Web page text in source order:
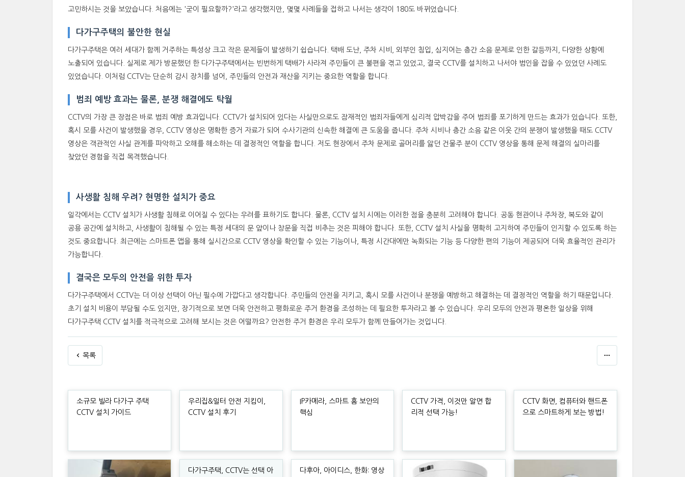
고민하시는 것을 보았습니다. 처음에는 '굳이 필요할까?'라고 생각했지만, 몇몇 사례들을 접하고 나서는 생각이 180도 바뀌었습니다.
다가구주택의 불안한 현실
다가구주택은 여러 세대가 함께 거주하는 특성상 크고 작은 문제들이 발생하기 쉽습니다. 택배 도난, 주차 시비, 외부인 침입, 심지어는 층간 소음 문제로 인한 갈등까지, 다양한 상황에
노출되어 있습니다. 실제로 제가 방문했던 한 다가구주택에서는 빈번하게 택배가 사라져 주민들이 큰 불편을 겪고 있었고, 결국 CCTV를 설치하고 나서야 범인을 잡을 수 있었던 사례도
있었습니다. 이처럼 CCTV는 단순히 감시 장치를 넘어, 주민들의 안전과 재산을 지키는 중요한 역할을 합니다.
범죄 예방 효과는 물론, 분쟁 해결에도 탁월
CCTV의 가장 큰 장점은 바로 범죄 예방 효과입니다. CCTV가 설치되어 있다는 사실만으로도 잠재적인 범죄자들에게 심리적 압박감을 주어 범죄를 포기하게 만드는 효과가 있습니다. 또한,
혹시 모를 사건이 발생했을 경우, CCTV 영상은 명확한 증거 자료가 되어 수사기관의 신속한 해결에 큰 도움을 줍니다. 주차 시비나 층간 소음 같은 이웃 간의 분쟁이 발생했을 때도 CCTV
영상은 객관적인 사실 관계를 파악하고 오해를 해소하는 데 결정적인 역할을 합니다. 저도 현장에서 주차 문제로 골머리를 앓던 건물주 분이 CCTV 영상을 통해 문제 해결의 실마리를
찾았던 경험을 직접 목격했습니다.
사생활 침해 우려? 현명한 설치가 중요
일각에서는 CCTV 설치가 사생활 침해로 이어질 수 있다는 우려를 표하기도 합니다. 물론, CCTV 설치 시에는 이러한 점을 충분히 고려해야 합니다. 공동 현관이나 주차장, 복도와 같이
공용 공간에 설치하고, 사생활이 침해될 수 있는 특정 세대의 문 앞이나 창문을 직접 비추는 것은 피해야 합니다. 또한, CCTV 설치 사실을 명확히 고지하여 주민들이 인지할 수 있도록 하는
것도 중요합니다. 최근에는 스마트폰 앱을 통해 실시간으로 CCTV 영상을 확인할 수 있는 기능이나, 특정 시간대에만 녹화되는 기능 등 다양한 편의 기능이 제공되어 더욱 효율적인 관리가
가능합니다.
결국은 모두의 안전을 위한 투자
다가구주택에서 CCTV는 더 이상 선택이 아닌 필수에 가깝다고 생각합니다. 주민들의 안전을 지키고, 혹시 모를 사건이나 분쟁을 예방하고 해결하는 데 결정적인 역할을 하기 때문입니다.
초기 설치 비용이 부담될 수도 있지만, 장기적으로 보면 더욱 안전하고 평화로운 주거 환경을 조성하는 데 필요한 투자라고 볼 수 있습니다. 우리 모두의 안전과 평온한 일상을 위해
다가구주택 CCTV 설치를 적극적으로 고려해 보시는 것은 어떨까요? 안전한 주거 환경은 우리 모두가 함께 만들어가는 것입니다.
목록
소규모 빌라 다가구 주택
CCTV 설치 가이드
우리집&일터 안전 지킴이,
CCTV 설치 후기
IP카메라, 스마트 홈 보안의
핵심
CCTV 가격, 이것만 알면 합
리적 선택 가능!
CCTV 화면, 컴퓨터와 핸드폰
으로 스마트하게 보는 방법!
다가구주택, CCTV는 선택 아
다후아, 아이디스, 한화: 영상